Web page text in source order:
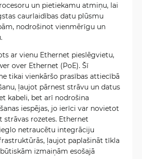
un pietiekamu atmiņu, lai
caurlaidības datu plūsmu
nodrošinot vienmērīgu un
ar vienu Ethernet pieslēgvietu,
over Ethernet (PoE). Šī
tikai vienkāršo prasības attiecībā
ļaujot pārnest strāvu un datus
kabeli, bet arī nodrošina
iespējas, jo ierīci var novietot
strāvas rozetes. Ethernet
netraucētu integrāciju
ļaujot paplašināt tīkla
izmaiņām esošajā